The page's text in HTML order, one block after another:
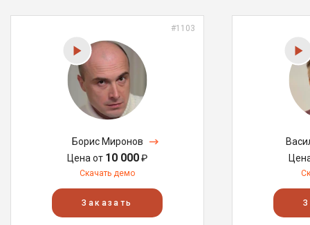
#1103
Борис Миронов
Цена от 10 000₽
Скачать демо
Заказать